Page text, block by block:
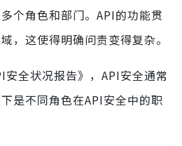
个角色和部门。API的功能贯
，这使得明确问责变得复杂。
全状况报告》，API安全通常
是不同角色在API安全中的职